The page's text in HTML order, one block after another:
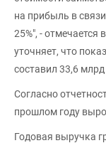
на прибыль в
25%", -
уточняет, что
составил 33,6 млрд
Согласно
прошлом году
Годовая выручка